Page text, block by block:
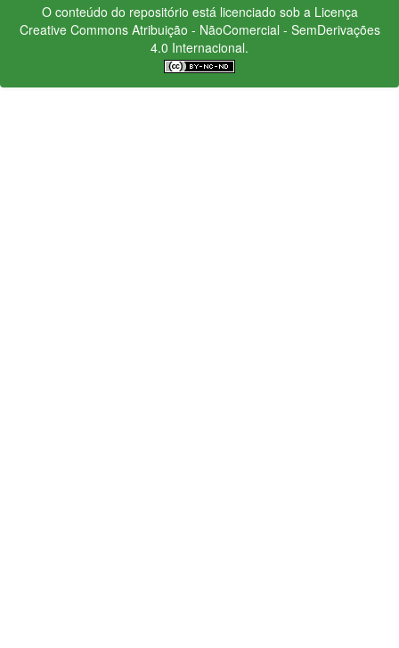
O conteúdo do repositório está licenciado sob a Licença
Creative CommonsAtribuição - NãoComercial - SemDerivações
4.0 Internacional.